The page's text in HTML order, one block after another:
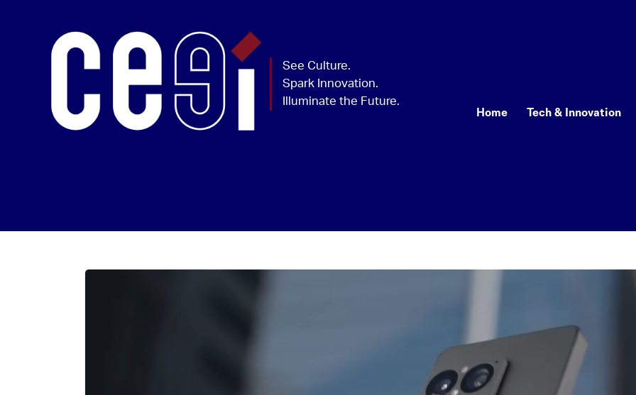
Home Tech & Innovation